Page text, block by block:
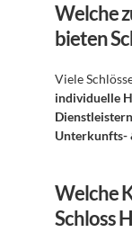
Welche
bieten
individuelle
Dienstleistern
Unterkunfts-
Welche
Schloss